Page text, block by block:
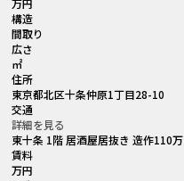
万円
構造
間取り
広さ
㎡
住所
東京都北区十条仲原1丁目28-10
交通
詳細を見る
東十条 1階 居酒屋居抜き 造作110万
賃料
万円